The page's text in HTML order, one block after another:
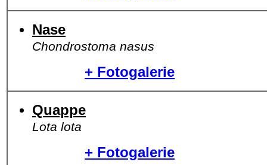
Nase
Chondrostoma nasus
+ Fotogalerie
Quappe
Lota lota
+ Fotogalerie